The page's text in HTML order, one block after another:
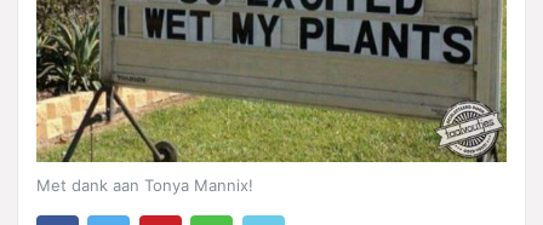
Met dank aan Tonya Mannix!